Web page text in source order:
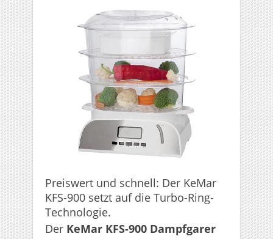
Preiswert und schnell: Der KeMar
KFS-900 setzt auf die Turbo-Ring-
Technologie.
Der KeMar KFS-900 Dampfgarer